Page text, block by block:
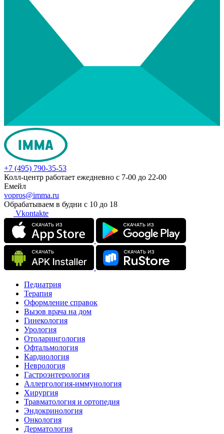
+7 (495) 790-35-53
Колл-центр работает ежедневно с 7-00 до 22-00
Емейл
vopros@imma.ru
Обрабатываем в будни с 10 до 18
Vkontakte
Педиатрия
Терапия
Оформление справок
Вызов врача на дом
Гинекология
Урология
Отоларингология
Офтальмология
Кардиология
Неврология
Гастроэнтерология
Аллергология-иммунология
Хирургия
Травматология и ортопедия
Эндокринология
Онкология
Дерматология